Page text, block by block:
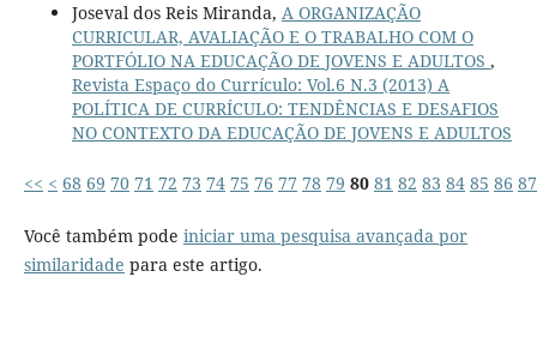
Joseval dos Reis Miranda, A ORGANIZAÇÃO
CURRICULAR, AVALIAÇÃO E O TRABALHO COM O
PORTFÓLIO NA EDUCAÇÃO DE JOVENS E ADULTOS ,
Revista Espaço do Currículo: Vol.6 N.3 (2013) A
POLÍTICA DE CURRÍCULO: TENDÊNCIAS E DESAFIOS
NO CONTEXTO DA EDUCAÇÃO DE JOVENS E ADULTOS
<< < 68 69 70 71 72 73 74 75 76 77 78 79 80 81 82 83 84 85 86 87
Você também pode iniciar uma pesquisa avançada por
similaridade para este artigo.